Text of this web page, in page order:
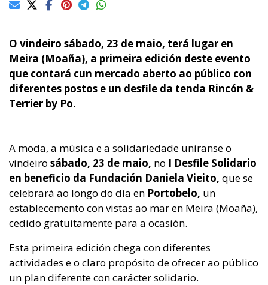
O vindeiro sábado, 23 de maio, terá lugar en
Meira (Moaña), a primeira edición deste evento
que contará cun mercado aberto ao público con
diferentes postos e un desfile da tenda Rincón &
Terrier by Po.
A moda, a música e a solidariedade uniranse o
vindeiro sábado, 23 de maio, no I Desfile Solidario
en beneficio da Fundación Daniela Vieito, que se
celebrará ao longo do día en Portobelo, un
establecemento con vistas ao mar en Meira (Moaña),
cedido gratuitamente para a ocasión.
Esta primeira edición chega con diferentes
actividades e o claro propósito de ofrecer ao público
un plan diferente con carácter solidario.